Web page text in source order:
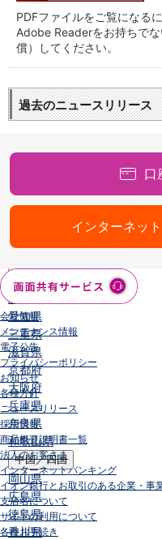
福島県
関東／北陸・甲信越
茨城県
栃木県
埼玉県
千葉県
神奈川県
富山県
石川県
長野県
岐阜県
静岡県
愛知県
三重県
滋賀県
京都府
大阪府
兵庫県
奈良県
和歌山県
中国／四国
岡山県
広島県
徳島県
香川県
PDFファイルをご覧になる
Adobe Readerをお持ちで
償）してください。
過去のニュースリリース
口
インターネッ
会社情報
メンテナンス情報
電子公告
プライバシーポリシー
お知らせ
各種方針
ニュースリリース
採用情報
商品概要説明書一覧
法人のお客さま
インターネットバンキング
イオン銀行とお取引のある企業・事
支店名について
サイトの利用について
各種お手続き